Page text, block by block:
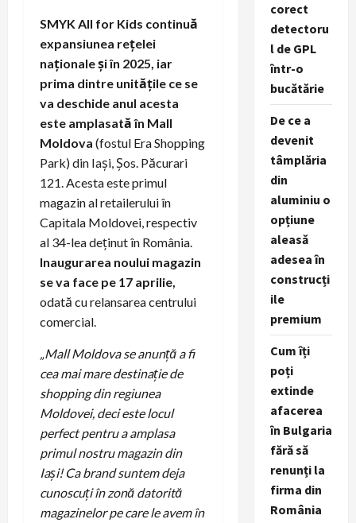
SMYK All for Kids continuă
expansiunea rețelei
naționale și în 2025, iar
prima dintre unitățile ce se
va deschide anul acesta
este amplasată în Mall
Moldova (fostul Era Shopping
Park) din Iași, Șos. Păcurari
121. Acesta este primul
magazin al retailerului în
Capitala Moldovei, respectiv
al 34-lea deținut în România.
Inaugurarea noului magazin
se va face pe 17 aprilie,
odată cu relansarea centrului
comercial.
„Mall Moldova se anunță a fi
cea mai mare destinație de
shopping din regiunea
Moldovei, deci este locul
perfect pentru a amplasa
primul nostru magazin din
Iași! Ca brand suntem deja
cunoscuți în zonă datorită
magazinelor pe care le avem în
corect
detectoru
l de GPL
într-o
bucătărie
De ce a
devenit
tâmplăria
din
aluminiu o
opțiune
aleasă
adesea în
construcți
ile
premium
Cum îți
poți
extinde
afacerea
în Bulgaria
fără să
renunți la
firma din
România